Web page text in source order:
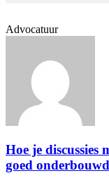
Advocatuur
Hoe je discussies
goed